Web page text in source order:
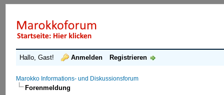
Hallo, Gast! Anmelden Registrieren
Marokko Informations- und Diskussionsforum
Forenmeldung